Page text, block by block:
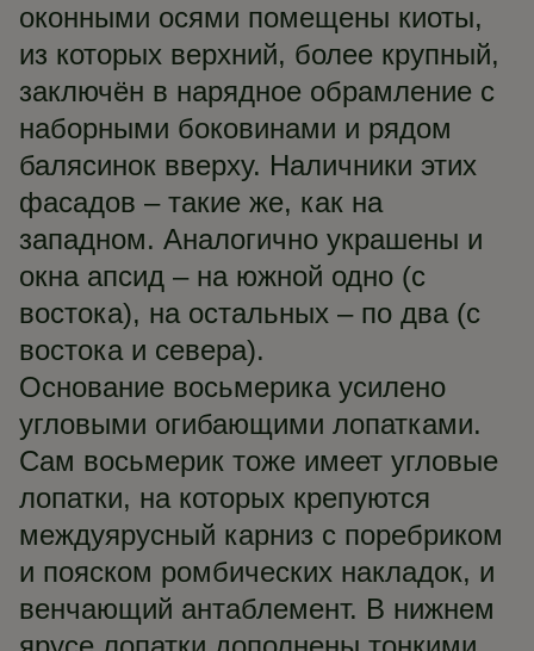
оконными осями помещены киоты,
из которых верхний, более крупный,
заключён в нарядное обрамление с
наборными боковинами и рядом
балясинок вверху. Наличники этих
фасадов – такие же, как на
западном. Аналогично украшены и
окна апсид – на южной одно (с
востока), на остальных – по два (с
востока и севера).
Основание восьмерика усилено
угловыми огибающими лопатками.
Сам восьмерик тоже имеет угловые
лопатки, на которых крепуются
междуярусный карниз с поребриком
и пояском ромбических накладок, и
венчающий антаблемент. В нижнем